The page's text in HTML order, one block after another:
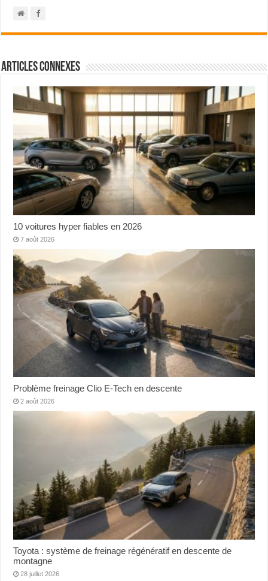
Articles connexes
10 voitures hyper fiables en 2026
7 août 2026
Problème freinage Clio E-Tech en descente
2 août 2026
Toyota : système de freinage régénératif en descente de
montagne
28 juillet 2026